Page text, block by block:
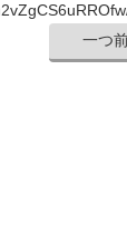
一つ